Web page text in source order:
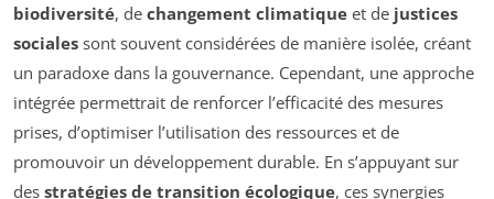
biodiversité, de changement climatique et de justices
sociales sont souvent considérées de manière isolée, créant
un paradoxe dans la gouvernance. Cependant, une approche
intégrée permettrait de renforcer l’efficacité des mesures
prises, d’optimiser l’utilisation des ressources et de
promouvoir un développement durable. En s’appuyant sur
des stratégies de transition écologique, ces synergies